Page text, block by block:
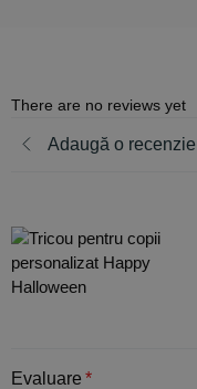
There are no reviews yet
Adaugă o recenzie
Evaluare *